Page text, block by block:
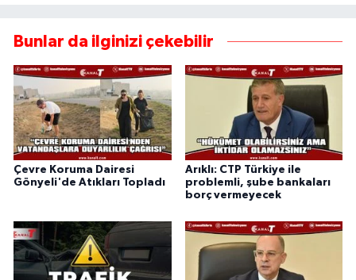
Bunlar da ilginizi çekebilir
Çevre Koruma Dairesi
Gönyeli'de Atıkları Topladı
Arıklı: CTP Türkiye ile
problemli, şube bankaları
borç vermeyecek